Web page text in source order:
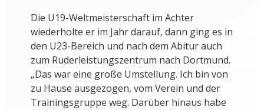
Die U19-Weltmeisterschaft im Achter
wiederholte er im Jahr darauf, dann ging es in
den U23-Bereich und nach dem Abitur auch
zum Ruderleistungszentrum nach Dortmund.
„Das war eine große Umstellung. Ich bin von
zu Hause ausgezogen, vom Verein und der
Trainingsgruppe weg. Darüber hinaus habe